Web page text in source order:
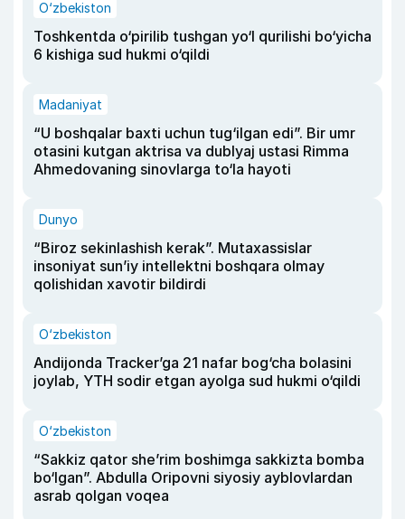
O‘zbekiston
Toshkentda o‘pirilib tushgan yo‘l qurilishi bo‘yicha
6 kishiga sud hukmi o‘qildi
Madaniyat
“U boshqalar baxti uchun tug‘ilgan edi”. Bir umr
otasini kutgan aktrisa va dublyaj ustasi Rimma
Ahmedovaning sinovlarga to‘la hayoti
Dunyo
“Biroz sekinlashish kerak”. Mutaxassislar
insoniyat sun’iy intellektni boshqara olmay
qolishidan xavotir bildirdi
O‘zbekiston
Andijonda Tracker’ga 21 nafar bog‘cha bolasini
joylab, YTH sodir etgan ayolga sud hukmi o‘qildi
O‘zbekiston
“Sakkiz qator she’rim boshimga sakkizta bomba
bo‘lgan”. Abdulla Oripovni siyosiy ayblovlardan
asrab qolgan voqea